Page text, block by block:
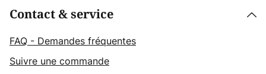
Contact & service
FAQ - Demandes fréquentes
Suivre une commande